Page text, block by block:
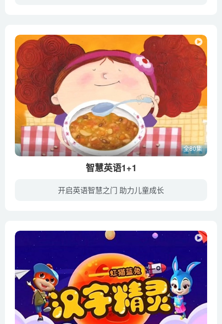
全80集
智慧英语1+1
开启英语智慧之门 助力儿童成长